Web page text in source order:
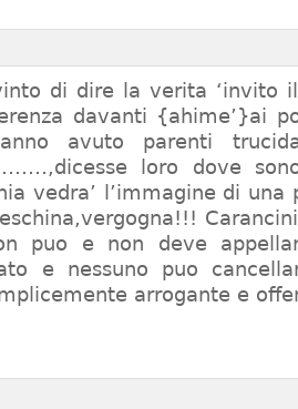
di dire la verita ‘invito
davanti {ahime’}ai
avuto parenti
loro dove
vedra’ l’immagine di una
puo e non deve
e nessuno puo
arrogante e